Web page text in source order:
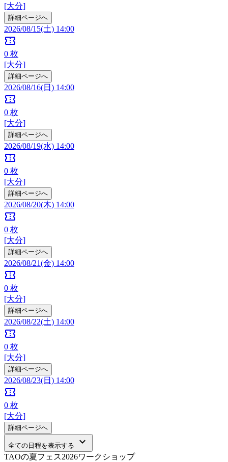
[大分]
詳細ページへ
2026/08/15(土) 14:00
confirmation_number
0 枚
[大分]
詳細ページへ
2026/08/16(日) 14:00
confirmation_number
0 枚
[大分]
詳細ページへ
2026/08/19(水) 14:00
confirmation_number
0 枚
[大分]
詳細ページへ
2026/08/20(木) 14:00
confirmation_number
0 枚
[大分]
詳細ページへ
2026/08/21(金) 14:00
confirmation_number
0 枚
[大分]
詳細ページへ
2026/08/22(土) 14:00
confirmation_number
0 枚
[大分]
詳細ページへ
2026/08/23(日) 14:00
confirmation_number
0 枚
[大分]
詳細ページへ
全ての日程を表示する keyboard_arrow_down
TAOの夏フェス2026ワークショップ